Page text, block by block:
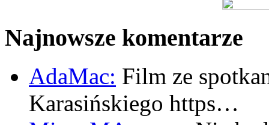
Najnowsze komentarze
AdaMac: Film ze
Karasińskiego https…